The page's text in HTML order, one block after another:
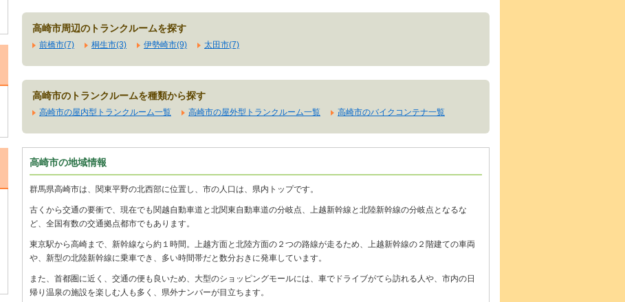
高崎市周辺のトランクルームを探す
前橋市(7) 桐生市(3) 伊勢崎市(9) 太田市(7)
高崎市のトランクルームを種類から探す
高崎市の屋内型トランクルーム一覧 高崎市の屋外型トランクルーム一覧 高崎市のバイクコンテナ一覧
高崎市の地域情報
群馬県高崎市は、関東平野の北西部に位置し、市の人口は、県内トップです。
古くから交通の要衝で、現在でも関越自動車道と北関東自動車道の分岐点、上越新幹線と北陸新幹線の分岐点となるな
ど、全国有数の交通拠点都市でもあります。
東京駅から高崎まで、新幹線なら約１時間。上越方面と北陸方面の２つの路線が走るため、上越新幹線の２階建ての車両
や、新型の北陸新幹線に乗車でき、多い時間帯だと数分おきに発車しています。
また、首都圏に近く、交通の便も良いため、大型のショッピングモールには、車でドライブがてら訪れる人や、市内の日
帰り温泉の施設を楽しむ人も多く、県外ナンバーが目立ちます。